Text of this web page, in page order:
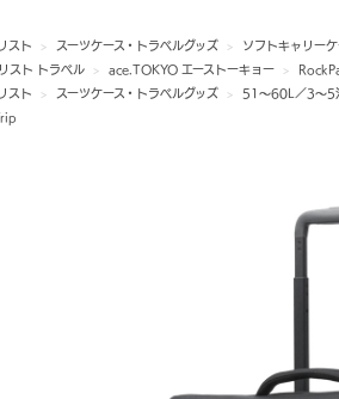
スト > スーツケース・トラベルグッズ >
ソフトキャリーケ
スト トラベル > ace.TOKYO エーストーキョー >
スト > スーツケース・トラベルグッズ >
51～60L／3～5